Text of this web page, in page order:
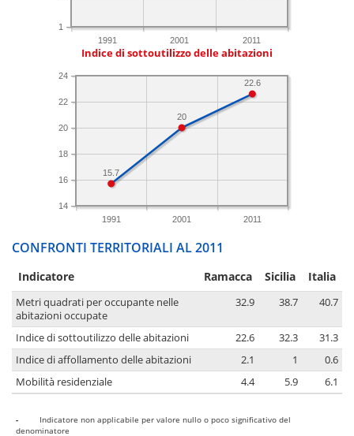
1991 2001 2011
1
Indice di sottoutilizzo delle abitazioni
1991 2001 2011
14
16
18
20
22
24
22.6
20
15.7
CONFRONTI TERRITORIALI AL 2011
Indicatore Ramacca Sicilia Italia
Metri quadrati per occupante nelle
abitazioni occupate
32.9 38.7 40.7
Indice di sottoutilizzo delle abitazioni 22.6 32.3
31.3
Indice di affollamento delle abitazioni
2.1 1
0.6
Mobilità residenziale
4.4 5.9 6.1
-
Indicatore non applicabile per valore nullo o poco significativo del
denominatore